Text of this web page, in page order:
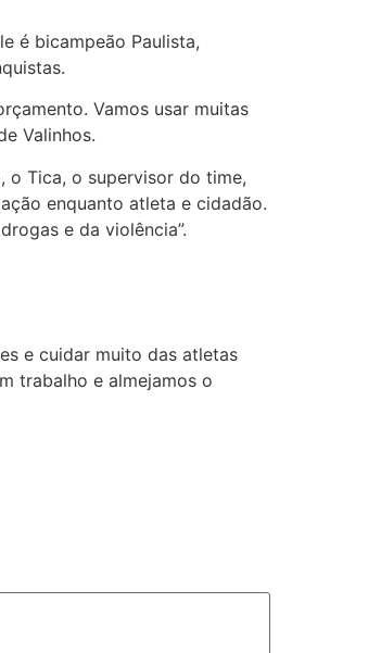
é bicampeão Paulista,
Vamos usar muitas
Valinhos.
o Tica, o supervisor do time,
enquanto atleta e cidadão.
e da violência”.
e cuidar muito das atletas
trabalho e almejamos o